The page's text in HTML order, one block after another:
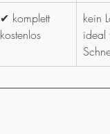
✔ komplett
kostenlos
kein